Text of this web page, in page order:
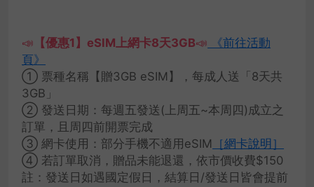
📣 【優惠1】eSIM上網卡8天3GB📣 《前往活動
頁》
① 票種名稱【贈3GB eSIM】，每成人送「8天共
3GB」
② 發送日期：每週五發送(上周五~本周四)成立之
訂單，且周四前開票完成
③ 網卡使用：部分手機不適用eSIM
［網卡說明］
④ 若訂單取消，贈品未能退還，依市價收費$150
註：發送日如遇國定假日，結算日/發送日皆會提前